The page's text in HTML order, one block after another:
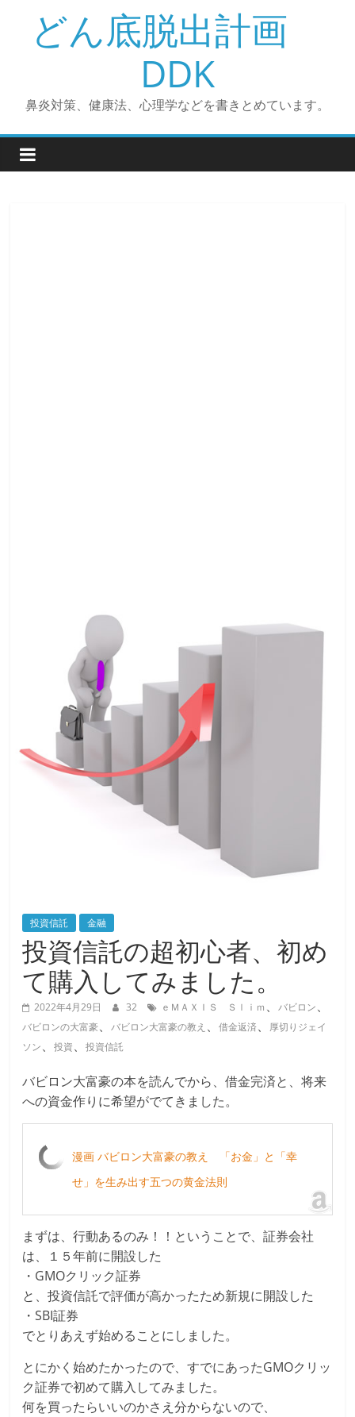
ッ
どん底脱出計画
DDK
鼻炎対策、健康法、心理学などを書きとめています。
投資信託 金融
投資信託の超初心者、初め
て購入してみました。
2022年4月29日 32 ｅＭＡＸＩＳ Ｓｌｉｍ 、バビロン、
バビロンの大富豪、バビロン大富豪の教え 、借金返済、
厚切りジェイ
ソン、投資、投資信託
バビロン大富豪の本を読んでから、借金完済と、将来
への資金作りに希望がでてきました。
漫画 バビロン大富豪の教え 「お金」と「幸
せ」を生み出す五つの黄金法則
まずは、行動あるのみ！！ということで、証券会社
は、１５年前に開設した
・GMOクリック証券
と、投資信託で評価が高かったため新規に開設した
・SBI証券
でとりあえず始めることにしました。
とにかく始めたかったので、すでにあったGMOクリッ
ク証券で初めて購入してみました。
何を買ったらいいのかさえ分からないので、